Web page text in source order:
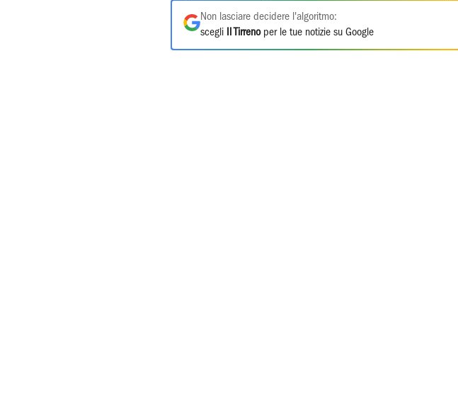
Non lasciare decidere l'algoritmo:
scegli
Il Tirrenoper le tue notizie su Google